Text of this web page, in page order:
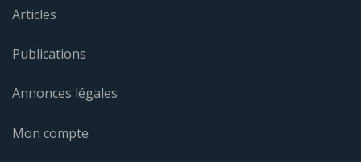
Articles
Publications
Annonces légales
Mon compte